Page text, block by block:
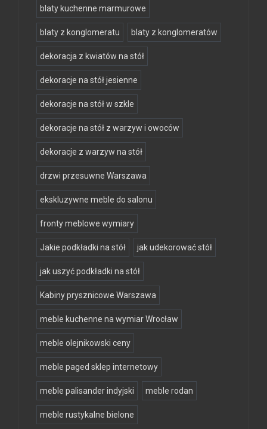
blaty kuchenne marmurowe
blaty z konglomeratu blaty z konglomeratów
dekoracja z kwiatów na stół
dekoracje na stół jesienne
dekoracje na stół w szkle
dekoracje na stół z warzyw i owoców
dekoracje z warzyw na stół
drzwi przesuwne Warszawa
ekskluzywne meble do salonu
fronty meblowe wymiary
Jakie podkładki na stół jak udekorować stół
jak uszyć podkładki na stół
Kabiny prysznicowe Warszawa
meble kuchenne na wymiar Wrocław
meble olejnikowski ceny
meble paged sklep internetowy
meble palisander indyjski meble rodan
meble rustykalne bielone